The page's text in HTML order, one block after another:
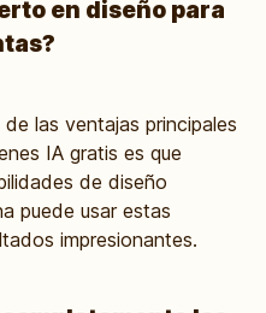
en diseño para
las ventajas principales
IA gratis es que
de diseño
puede usar estas
impresionantes.